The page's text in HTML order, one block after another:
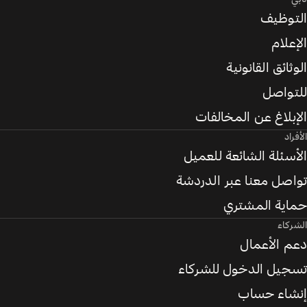
التوظيف
الإعلام
الوثائق القانونية
للتواصل
الإبلاغ عن المخالفات
الأفراد
الأسئلة الشائعة للعميل
تواصل معنا عبر الدردشة
حماية المشتري
الشركاء
دعم الأعمال
تسجيل الدخول للشركاء
إنشاء حساب